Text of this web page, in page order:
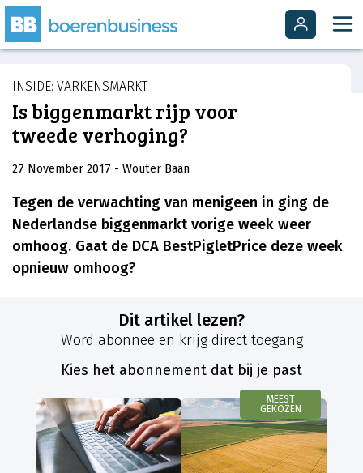
INSIDE: VARKENSMARKT
Is biggenmarkt rijp voor
tweede verhoging?
27 November 2017 - Wouter Baan
Tegen de verwachting van menigeen in ging de
Nederlandse biggenmarkt vorige week weer
omhoog. Gaat de DCA BestPigletPrice deze week
opnieuw omhoog?
Dit artikel lezen?
Word abonnee en krijg direct toegang
Kies het abonnement dat bij je past
MEEST
GEKOZEN